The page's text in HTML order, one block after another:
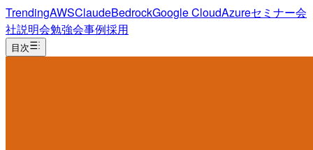
TrendingAWSClaudeBedrockGoogle CloudAzureセミナー会
社説明会勉強会事例採用
目次